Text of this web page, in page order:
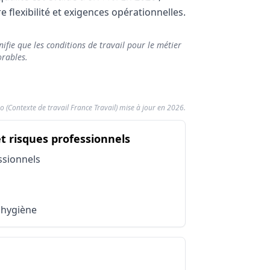
flexibilité et exigences opérationnelles.
que les conditions de travail pour le métier
(Contexte de travail France Travail) mise à jour en 2026.
risques professionnelsdu métier Hydrologue
Hydrologue